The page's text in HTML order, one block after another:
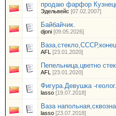
продаю фарфор
Эдельвейс [07.02.2007]
Байбайчик.
djoni [09.05.2026]
AFL [23.01.2020]
Пепельница,цветно
AFL [23.01.2020]
Фигура.Девушка -
lasso [19.07.2018]
Ваза
lasso [23.07.2018]